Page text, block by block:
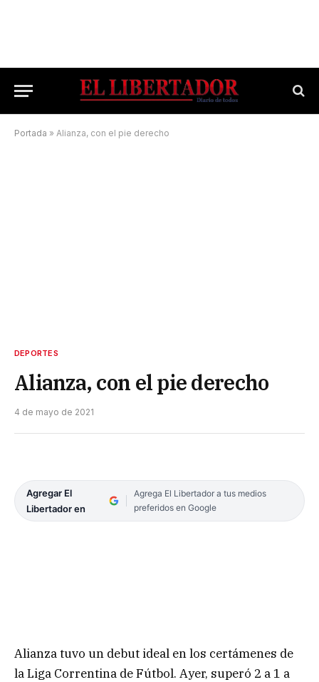
Portada » Alianza, con el pie derecho
DEPORTES
Alianza, con el pie derecho
4 de mayo de 2021
Agregar El
Libertador en
Agrega El Libertador a tus medios
preferidos en Google
Alianza tuvo un debut ideal en los certámenes de
la Liga Correntina de Fútbol. Ayer, superó 2 a 1 a